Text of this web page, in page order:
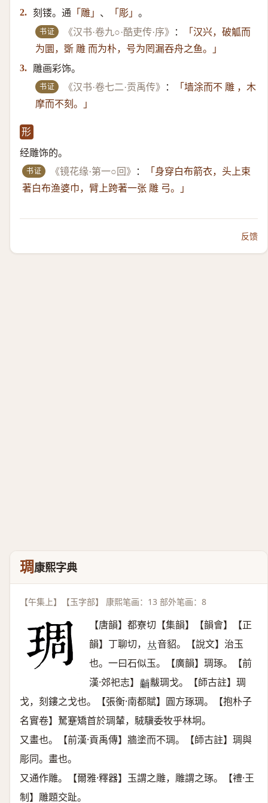
2. 刻镂。通 「雕」 、 「彫」 。
书证 《汉书·卷九○·酷吏传·序》 ：
「汉兴，破觚而
为圜，斲 雕 而为朴，号为罔漏吞舟之鱼。」
3.
雕画彩饰。
书证 《汉书·卷七二·贡禹传》 ：
「墙涂而不 雕 ，木
摩而不刻。」
形
经雕饰的。
书证 《镜花缘·第一○回》 ：
「身穿白布箭衣，头上束
著白布渔婆巾，臂上跨著一张 雕 弓。」
反馈
琱康熙字典
【午集上】【玉字部】 康熙笔画：13 部外笔画：8
【唐韻】都寮切【集韻】【韻會】【正
韻】丁聊切， 𠀤音貂。【說文】治玉
也。一曰石似玉。【廣韻】琱琢。【前
漢·郊祀志】 𤰐 黻琱戈。【師古註】琱
戈，刻鏤之戈也。【張衡·南都賦】圓方琢琱。【抱朴子
名實卷】駑蹇矯首於琱輦，駥驥委牧乎林坰。
又畫也。【前漢·貢禹傳】牆塗而不琱。【師古註】琱與
彫同。畫也。
又通作雕。【爾雅·釋器】玉謂之雕，雕謂之琢。【禮·王
制】雕題交趾。